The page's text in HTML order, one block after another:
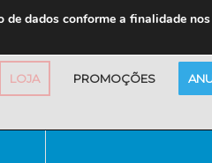
LOJA PROMOÇÕES
de dados conforme a finalidade